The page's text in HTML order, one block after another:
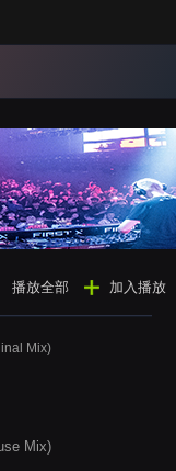
播放全部 加入播放
Mix)
Mix)